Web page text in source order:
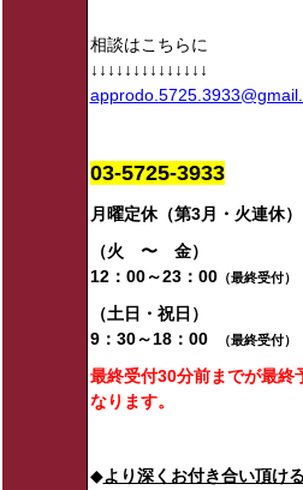
相談はこちらに
↓↓↓↓↓↓↓↓↓↓↓↓↓↓
03-5725-3933
月曜定休（第3月・火連休）
（火 〜 金）
12：00～23：00（最終受付）
（土日・祝日）
9：30～18：00
（最終受付）
最終受付30分前までが最終
なります。
◆より深くお付き合い頂け